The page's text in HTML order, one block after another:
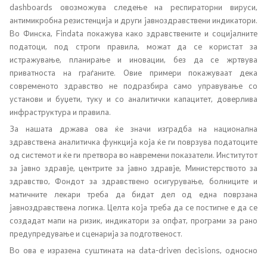
Стратегии
Дописи
Ревизорски извештаи
Акциски планови
Обрасци
Презентации
Односи со јавност
dashboards овозможува следење на респираторни вируси,
антимикробна резистенција и други јавноздравствени индикатори.
Во Финска, Findata покажува како здравствените и социјалните
податоци, под строги правила, можат да се користат за
истражување, планирање и иновации, без да се жртвува
приватноста на граѓаните. Овие примери покажуваат дека
современото здравство не подразбира само управување со
установи и буџети, туку и со аналитички капацитет, доверлива
инфраструктура и правила.
За нашата држава ова ќе значи изградба на национална
здравствена аналитичка функција која ќе ги поврзува податоците
од системот и ќе ги претвора во навремени показатели. Институтот
за јавно здравје, центрите за јавно здравје, Министерството за
здравство, Фондот за здравствено осигурување, болниците и
матичните лекари треба да бидат дел од една поврзана
јавноздравствена логика. Целта која треба да се постигне е да се
создадат мапи на ризик, индикатори за опфат, програми за рано
предупредување и сценарија за подготвеност.
Во ова е изразена суштината на data-driven decisions, односно